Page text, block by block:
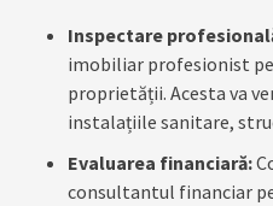
Inspectare
imobiliar profesionist
proprietății. Acesta va
instalațiile sanitare,
Evaluarea financiară:
consultantul financiar